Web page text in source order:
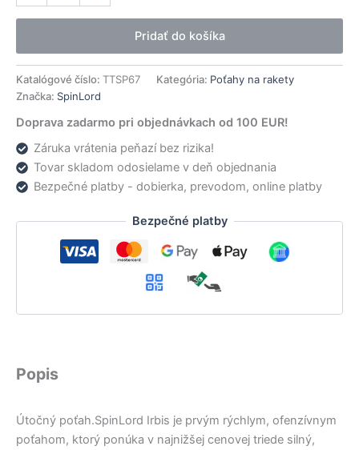
Pridať do košíka
Katalógové číslo: TTSP67 Kategória: Poťahy na rakety
Značka: SpinLord
Doprava zadarmo pri objednávkach od 100 EUR!
Záruka vrátenia peňazí bez rizika!
Tovar skladom odosielame v deň objednania
Bezpečné platby - dobierka, prevodom, online platby
Bezpečné platby
Popis
Útočný poťah.SpinLord Irbis je prvým rýchlym, ofenzívnym
poťahom, ktorý ponúka v najnižšej cenovej triede silný,